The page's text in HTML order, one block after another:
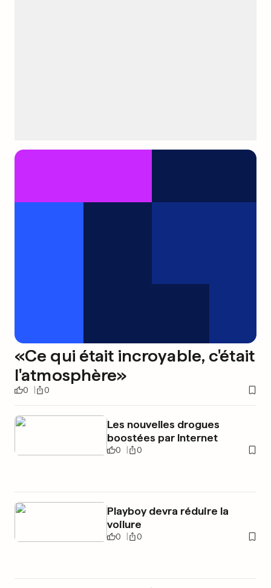
«Ce qui était incroyable, c'était
l'atmosphère»
0 0
Les nouvelles drogues
boostées par Internet
0 0
Playboy devra réduire la
voilure
0 0